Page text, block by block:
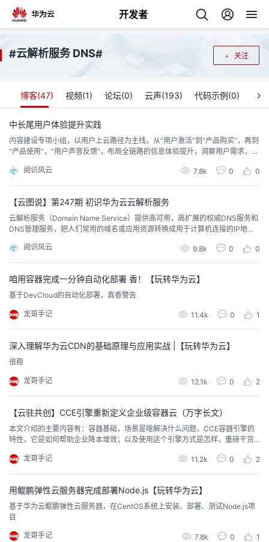
开发者
返
回
个
人
主
页
我
的
开
发
者
我
的
博
客
我
的
论
坛
我
的
圈
子
我
的
直
播
我
的
活
我
的
我
的
我
关注
#云解析服务 DNS#
博客(47) 视频(1) 论坛(0) 云声(193) 代码示例(0)
中长尾用户体验提升实践
内容建设专项小组，以用户上云路径为主线，从“用户激活”到“产品购买”，再到
“产品使用”，“用户声音反馈”，布局全链路的信息体验提升，洞察用户需求，驱
引。 阅识风云 7.8k 0 0
【云图说】第247期 初识华为云云解析服务
云解析服务（Domain Name Service）提供高可用，高扩展的权威DNS服务和
DNS管理服务，把人们常用的域名或应用资源转换成用于计算机连接的IP地
阅识风云
9.8k 0 0
咱用容器完成一分钟自动化部署 香！【玩转华为云】
基于DevCloud的自动化部署，真香警告
龙哥手记 11.4k 0 1
深入理解华为云CDN的基础原理与应用实战 |【玩转华为云】
很稳
龙哥手记 12.1k 0 2
【云驻共创】CCE引擎重新定义企业级容器云（万字长文）
本文介绍的主要内容有：容器基础，场景是啥解决什么问题，CCE容器引擎的
特性，它是如何帮助企业降本增效；以及使用这个引擎方式是怎样，重磅干货
龙哥手记
11.2k 0 2
用鲲鹏弹性云服务器完成部署Node.js【玩转华为云】
基于华为云鲲鹏弹性云服务器，在CentOS系统上安装、部署、测试Node.js项
目
龙哥手记 7.8k 0 1